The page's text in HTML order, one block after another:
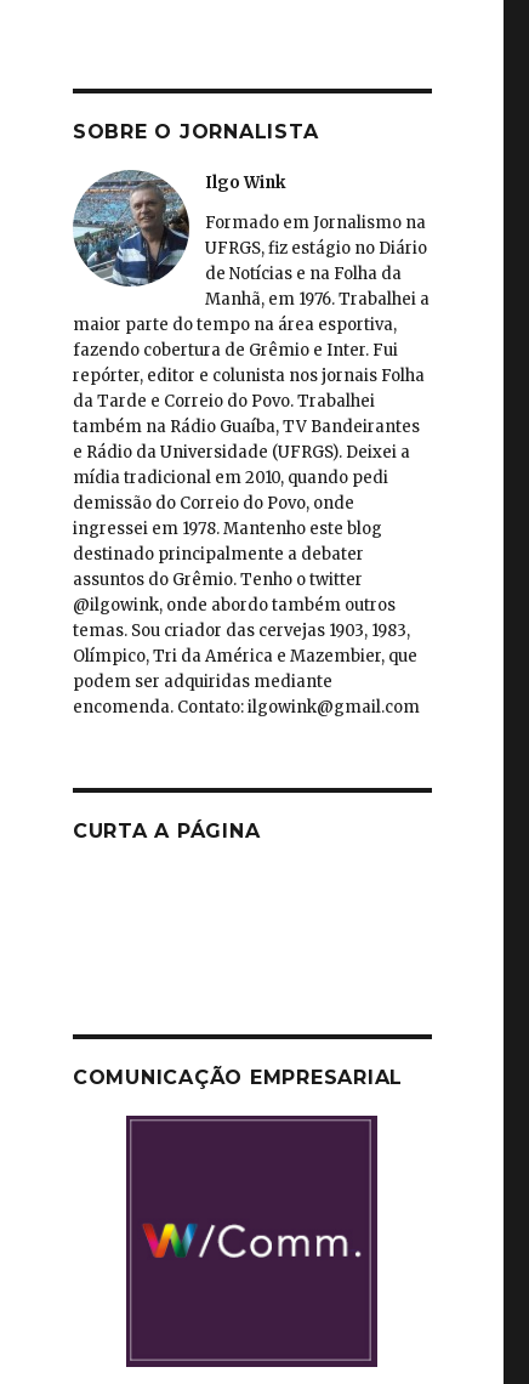
SOBRE O JORNALISTA
Ilgo Wink
Formado em Jornalismo na
UFRGS, fiz estágio no Diário
de Notícias e na Folha da
Manhã, em 1976. Trabalhei a
maior parte do tempo na área esportiva,
fazendo cobertura de Grêmio e Inter. Fui
repórter, editor e colunista nos jornais Folha
da Tarde e Correio do Povo. Trabalhei
também na Rádio Guaíba, TV Bandeirantes
e Rádio da Universidade (UFRGS). Deixei a
mídia tradicional em 2010, quando pedi
demissão do Correio do Povo, onde
ingressei em 1978. Mantenho este blog
destinado principalmente a debater
assuntos do Grêmio. Tenho o twitter
@ilgowink, onde abordo também outros
temas. Sou criador das cervejas 1903, 1983,
Olímpico, Tri da América e Mazembier, que
podem ser adquiridas mediante
encomenda. Contato: ilgowink@gmail.com
CURTA A PÁGINA
COMUNICAÇÃO EMPRESARIAL